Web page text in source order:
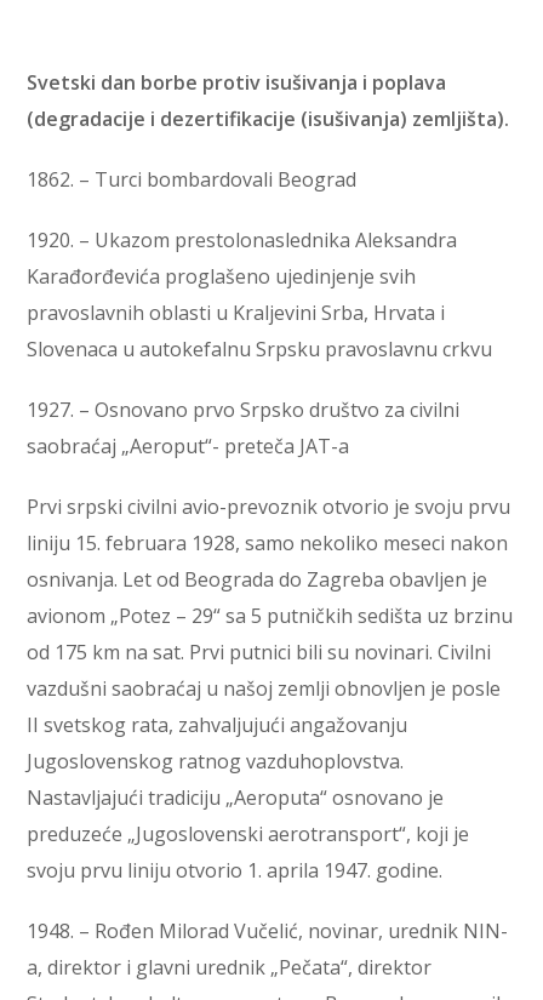
Svetski dan borbe protiv isušivanja i poplava
(degradacije i dezertifikacije (isušivanja) zemljišta).
1862. – Turci bombardovali Beograd
1920. – Ukazom prestolonaslednika Aleksandra
Karađorđevića proglašeno ujedinjenje svih
pravoslavnih oblasti u Kraljevini Srba, Hrvata i
Slovenaca u autokefalnu Srpsku pravoslavnu crkvu
1927. – Osnovano prvo Srpsko društvo za civilni
saobraćaj „Aeroput“- preteča JAT-a
Prvi srpski civilni avio-prevoznik otvorio je svoju prvu
liniju 15. februara 1928, samo nekoliko meseci nakon
osnivanja. Let od Beograda do Zagreba obavljen je
avionom „Potez – 29“ sa 5 putničkih sedišta uz brzinu
od 175 km na sat. Prvi putnici bili su novinari. Civilni
vazdušni saobraćaj u našoj zemlji obnovljen je posle
II svetskog rata, zahvaljujući angažovanju
Jugoslovenskog ratnog vazduhoplovstva.
Nastavljajući tradiciju „Aeroputa“ osnovano je
preduzeće „Jugoslovenski aerotransport“, koji je
svoju prvu liniju otvorio 1. aprila 1947. godine.
1948. – Rođen Milorad Vučelić, novinar, urednik NIN-
a, direktor i glavni urednik „Pečata“, direktor